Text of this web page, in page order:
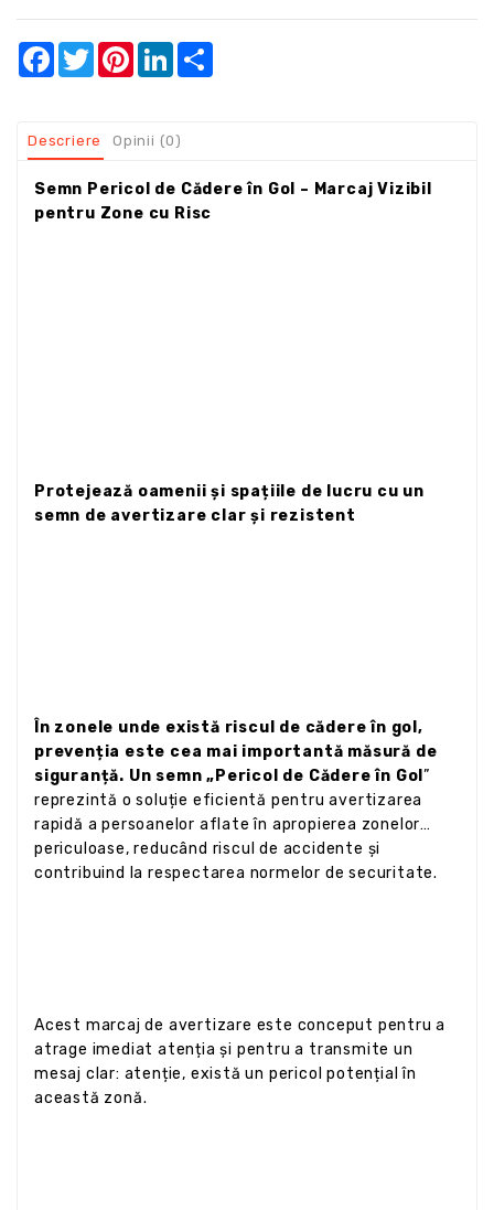
Facebook
TwitterPinterestLinkedIn
Descriere Opinii (0)
Semn Pericol de Cădere în Gol – Marcaj Vizibil
pentru Zone cu Risc
Protejează oamenii și spațiile de lucru cu un
semn de avertizare clar și rezistent
În zonele unde există riscul de cădere în gol,
prevenția este cea mai importantă măsură de
siguranță. Un semn „Pericol de Cădere în Gol”
reprezintă o soluție eficientă pentru avertizarea
rapidă a persoanelor aflate în apropierea zonelor
periculoase, reducând riscul de accidente și
contribuind la respectarea normelor de securitate.
Acest marcaj de avertizare este conceput pentru a
atrage imediat atenția și pentru a transmite un
mesaj clar: atenție, există un pericol potențial în
această zonă.